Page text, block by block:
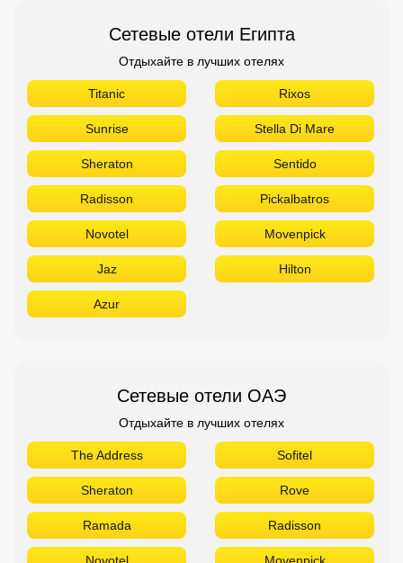
Сетевые отели Египта
Отдыхайте в лучших отелях
Titanic Rixos
Sunrise Stella Di Mare
Sheraton Sentido
Radisson Pickalbatros
Novotel Movenpick
Jaz Hilton
Azur
Сетевые отели ОАЭ
Отдыхайте в лучших отелях
The Address Sofitel
Sheraton Rove
Ramada Radisson